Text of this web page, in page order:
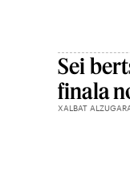
Sei
finala
XALBAT